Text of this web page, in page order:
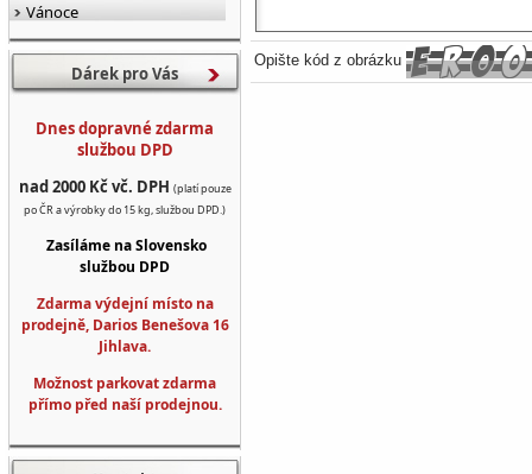
Opište kód z obrázku
Vánoce
Dárek pro Vás
Dnes dopravné zdarma
službou DPD
nad 2000 Kč vč. DPH (platí pouze
po ČR a výrobky do 15 kg, službou DPD.)
Zasíláme na Slovensko
službou DPD
Zdarma výdejní místo na
prodejně, Darios Benešova 16
Jihlava.
Možnost parkovat zdarma
přímo před naší prodejnou.